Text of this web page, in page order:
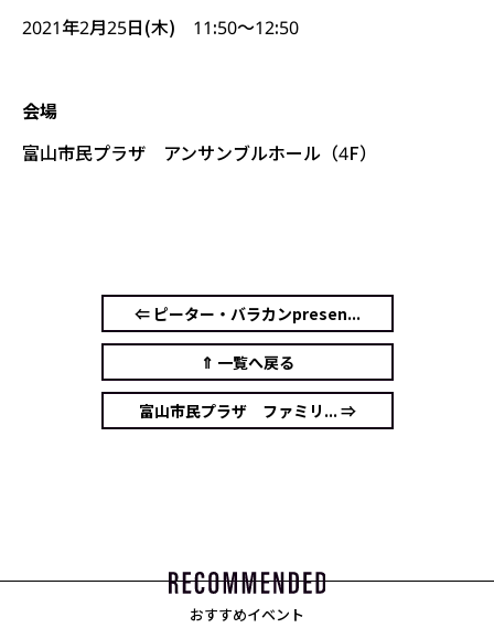
2021年2月25日(木) 11:50～12:50
会場
富山市民プラザ アンサンブルホール（4F）
⇐ ピーター・バラカンpresen...
⇑ 一覧へ戻る
富山市民プラザ ファミリ... ⇒
おすすめイベント